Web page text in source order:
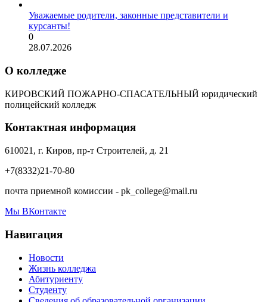
Уважаемые родители, законные представители и
курсанты!
0
28.07.2026
О колледже
КИРОВСКИЙ ПОЖАРНО-СПАСАТЕЛЬНЫЙ юридический
полицейский колледж
Контактная информация
610021, г. Киров, пр-т Строителей, д. 21
+7(8332)21-70-80
почта приемной комиссии - pk_college@mail.ru
Мы ВКонтакте
Навигация
Новости
Жизнь колледжа
Абитуриенту
Студенту